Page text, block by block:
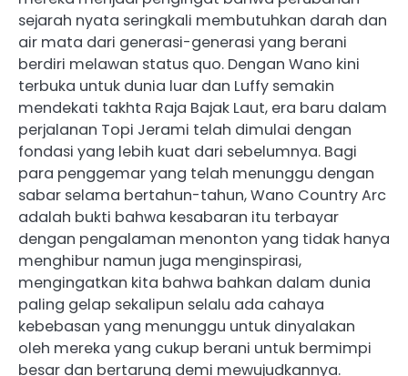
sejarah nyata seringkali membutuhkan darah dan
air mata dari generasi-generasi yang berani
berdiri melawan status quo. Dengan Wano kini
terbuka untuk dunia luar dan Luffy semakin
mendekati takhta Raja Bajak Laut, era baru dalam
perjalanan Topi Jerami telah dimulai dengan
fondasi yang lebih kuat dari sebelumnya. Bagi
para penggemar yang telah menunggu dengan
sabar selama bertahun-tahun, Wano Country Arc
adalah bukti bahwa kesabaran itu terbayar
dengan pengalaman menonton yang tidak hanya
menghibur namun juga menginspirasi,
mengingatkan kita bahwa bahkan dalam dunia
paling gelap sekalipun selalu ada cahaya
kebebasan yang menunggu untuk dinyalakan
oleh mereka yang cukup berani untuk bermimpi
besar dan bertarung demi mewujudkannya.